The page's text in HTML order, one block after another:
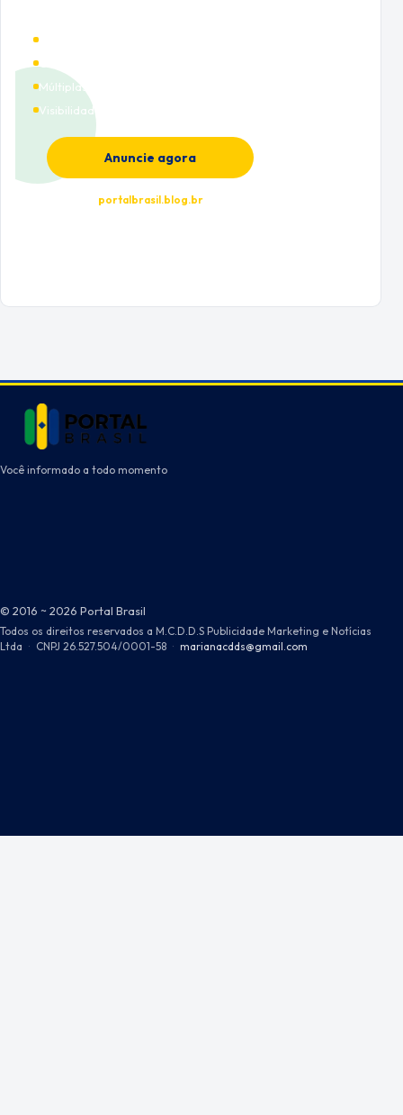
Múltiplas categorias
Visibilidade premium
Anuncie agora
portalbrasil.blog.br
Você informado a todo momento
© 2016 ~ 2026 Portal Brasil
Todos os direitos reservados a M.C.D.D.S Publicidade Marketing e Notícias
Ltda · CNPJ 26.527.504/0001-58 · marianacdds@gmail.com